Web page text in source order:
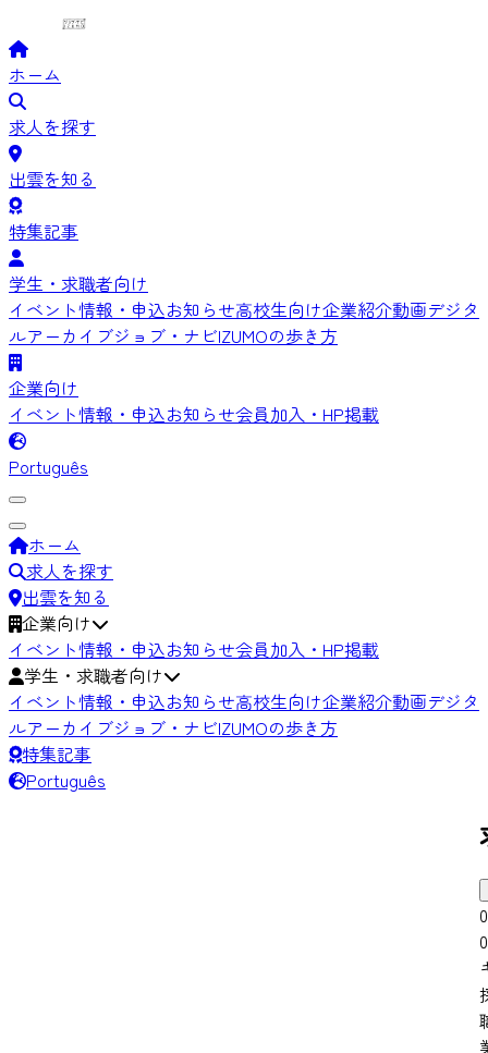
ホーム
求人を探す
出雲を知る
特集記事
学生・求職者向け
イベント情報・申込お知らせ高校生向け企業紹介動画デジタ
ルアーカイブジョブ・ナビIZUMOの歩き方
企業向け
イベント情報・申込お知らせ会員加入・HP掲載
Português
ホーム
求人を探す
出雲を知る
企業向け
イベント情報・申込お知らせ会員加入・HP掲載
学生・求職者向け
イベント情報・申込お知らせ高校生向け企業紹介動画デジタ
ルアーカイブジョブ・ナビIZUMOの歩き方
特集記事
Português
0
0